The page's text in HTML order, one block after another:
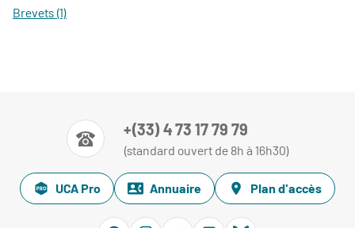
Brevets (1)
+(33) 4 73 17 79 79
(standard ouvert de 8h à 16h30)
UCA Pro Annuaire Plan d'accès